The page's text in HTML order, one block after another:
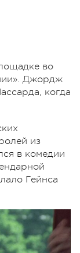
во
Джордж
когда
из
в комедии
Гейнса